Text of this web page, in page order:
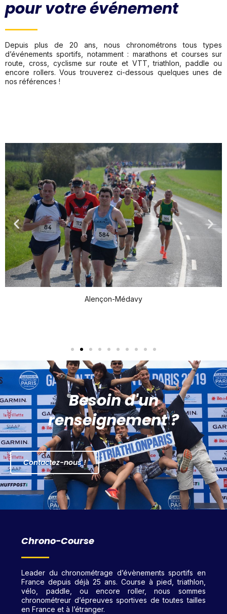
pour votre événement
Depuis plus de 20 ans, nous chronométrons tous types
d’événements sportifs, notamment : marathons et courses sur
route, cross, cyclisme sur route et VTT, triathlon, paddle ou
encore rollers. Vous trouverez ci-dessous quelques unes de
nos références !
Alençon-Médavy
Besoin d'un
renseignement ?
Contactez-nous !
Chrono-Course
Leader du chronométrage d’évènements sportifs en
France depuis déjà 25 ans. Course à pied, triathlon,
vélo, paddle, ou encore roller, nous sommes
chronométreur d’épreuves sportives de toutes tailles
en France et à l’étranger.